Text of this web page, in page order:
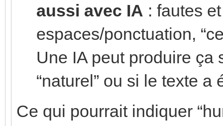
aussi avec IA : fautes
espaces/ponctuation,
Une IA peut produire ça
“naturel” ou si le texte
Ce qui pourrait indiquer